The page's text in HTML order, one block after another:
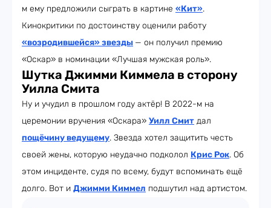
м ему предложили сыграть в картине «Кит».
Кинокритики по достоинству оценили работу
«возродившейся» звезды — он получил премию
«Оскар» в номинации «Лучшая мужская роль».
Шутка Джимми Киммела в сторону
Уилла Смита
Ну и учудил в прошлом году актёр! В 2022-м на
церемонии вручения «Оскара» Уилл Смит дал
пощёчину ведущему. Звезда хотел защитить честь
своей жены, которую неудачно подколол Крис Рок. Об
этом инциденте, судя по всему, будут вспоминать ещё
долго. Вот и Джимми Киммел подшутил над артистом.